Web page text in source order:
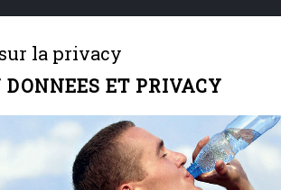
la privacy
DONNEES ET PRIVACY